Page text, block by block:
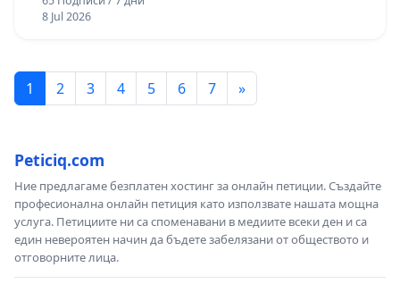
8 Jul 2026
1 2 3 4 5 6 7 »
Peticiq.com
Ние предлагаме безплатен хостинг за онлайн петиции. Създайте
професионална онлайн петиция като използвате нашата мощна
услуга. Петициите ни са споменавани в медиите всеки ден и са
един невероятен начин да бъдете забелязани от обществото и
отговорните лица.